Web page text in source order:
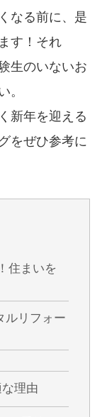
なる前に、是
す！それ
生のいないお
。
新年を迎える
をぜひ参考に
住まいを
ルリフォー
理由